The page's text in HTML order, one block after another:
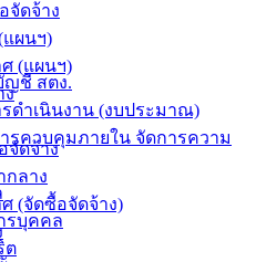
จัดจ้าง
แผนฯ)
(แผนฯ)
ง
จัดจ้าง
กลาง
(จัดซื้อจัดจ้าง)
ญชี สตง.
ดำเนินงาน (งบประมาณ)
รควบคุมภายใน จัดการความ
รบุคคล
ต